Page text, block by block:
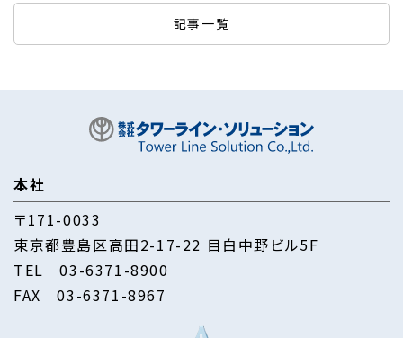
記事一覧
本社
〒171-0033
東京都豊島区高田2-17-22 目白中野ビル5F
TEL03-6371-8900
FAX 03-6371-8967